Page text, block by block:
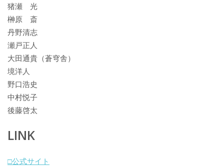
猪瀬 光
榊原 斎
丹野清志
瀬戸正人
大田通貴（蒼穹舎）
境洋人
野口浩史
中村悦子
後藤啓太
LINK
□公式サイト